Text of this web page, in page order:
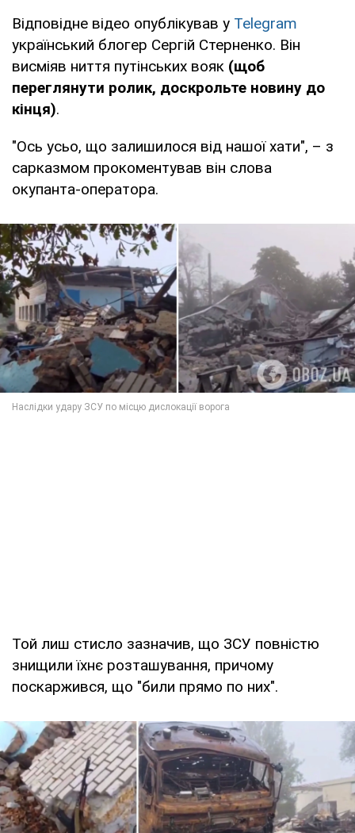
Відповідне відео опублікував у Telegram
український блогер Сергій Стерненко. Він
висміяв ниття путінських вояк (щоб
переглянути ролик, доскрольте новину до
кінця).
"Ось усьо, що залишилося від нашої хати", – з
сарказмом прокоментував він слова
окупанта-оператора.
Той лиш стисло зазначив, що ЗСУ повністю
знищили їхнє розташування, причому
поскаржився, що "били прямо по них".